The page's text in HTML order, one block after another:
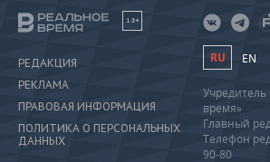
18+
РЕДАКЦИЯ
РЕКЛАМА
ПРАВОВАЯ ИНФОРМАЦИЯ
ПОЛИТИКА О ПЕРСОНАЛЬНЫХ
ДАННЫХ
RU EN
время»
Главный
Телефон
90-80